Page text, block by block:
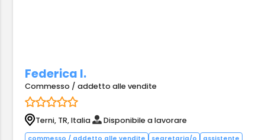
Federica I.
Commesso / addetto alle vendite
Terni, TR, Italia Disponibile a lavorare